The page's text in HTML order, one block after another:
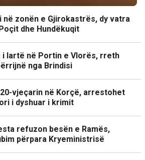
në zonën e Gjirokastrës, dy vatra
dhe Hundëkuqit
i lartë në Portin e Vlorës, rreth
nga Brindisi
vjeçarin në Korçë, arrestohet
i dyshuar i krimit
refuzon besën e Ramës,
përpara Kryeministrisë